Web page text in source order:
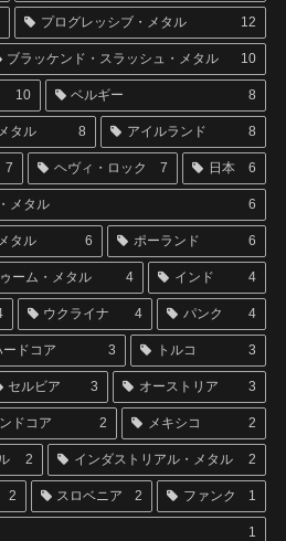
プログレッシブ・メタル 12
ブラッケンド・スラッシュ・メタル 10
10 ベルギー 8
タル 8 アイルランド 8
7 ヘヴィ・ロック 7 日本 6
メタル 6
タル 6 ポーランド 6
ゥーム・メタル 4 インド 4
ウクライナ 4 パンク 4
ードコア 3 トルコ 3
セルビア 3 オーストリア 3
ドコア 2 メキシコ 2
2 インダストリアル・メタル 2
2 スロベニア 2 ファンク 1
1